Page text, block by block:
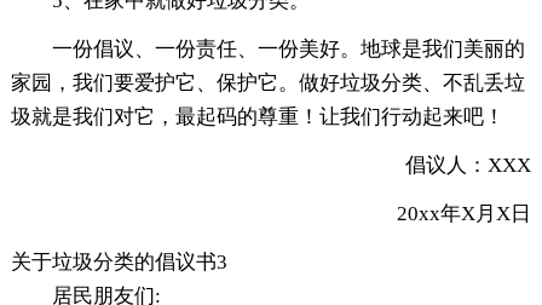
一份倡议、一份责任、一份美好。地球是我们美丽的
家园，我们要爱护它、保护它。做好垃圾分类、不乱丢垃
圾就是我们对它，最起码的尊重！让我们行动起来吧！
倡议人：XXX
20xx年X月X日
关于垃圾分类的倡议书3
居民朋友们: